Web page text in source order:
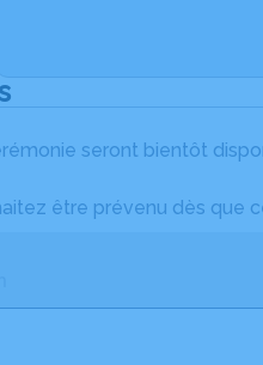
seront bientôt
être prévenu dès que